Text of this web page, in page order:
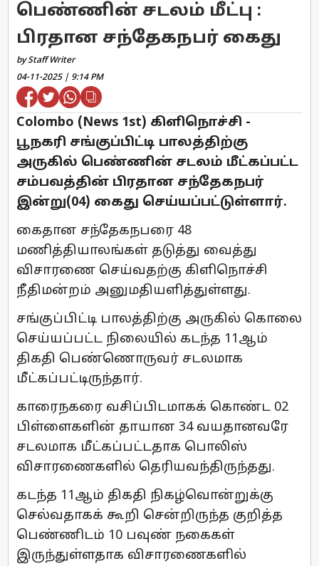
பெண்ணின் சடலம் மீட்பு :
பிரதான சந்தேகநபர் கைது
by Staff Writer
04-11-2025 | 9:14 PM
Colombo (News 1st) கிளிநொச்சி -
பூநகரி சங்குப்பிட்டி பாலத்திற்கு
அருகில் பெண்ணின் சடலம் மீட்கப்பட்ட
சம்பவத்தின் பிரதான சந்தேகநபர்
இன்று(04) கைது செய்யப்பட்டுள்ளார்.
கைதான சந்தேகநபரை 48
மணித்தியாலங்கள் தடுத்து வைத்து
விசாரணை செய்வதற்கு கிளிநொச்சி
நீதிமன்றம் அனுமதியளித்துள்ளது.
சங்குப்பிட்டி பாலத்திற்கு அருகில் கொலை
செய்யப்பட்ட நிலையில் கடந்த 11ஆம்
திகதி பெண்ணொருவர் சடலமாக
மீட்கப்பட்டிருந்தார்.
காரைநகரை வசிப்பிடமாகக் கொண்ட 02
பிள்ளைகளின் தாயான 34 வயதானவரே
சடலமாக மீட்கப்பட்டதாக பொலிஸ்
விசாரணைகளில் தெரியவந்திருந்தது.
கடந்த 11ஆம் திகதி நிகழ்வொன்றுக்கு
செல்வதாகக் கூறி சென்றிருந்த குறித்த
பெண்ணிடம் 10 பவுண் நகைகள்
இருந்துள்ளதாக விசாரணைகளில்